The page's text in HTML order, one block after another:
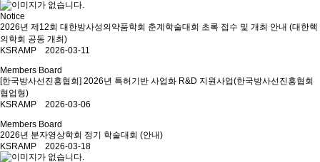
Notice
2026년 제12회 대한방사성의약품학회 춘계학술대회 초록 접수 및 개최 안내 (대한핵
의학회 공동 개최)
KSRAMP 2026-03-11
Members Board
[한국방사선진흥협회] 2026년 특허기반 사업화 R&D 지원사업(한국방사선진흥협회
협업형)
KSRAMP 2026-03-06
Members Board
2026년 분자영상학회 정기 학술대회 (안내)
KSRAMP 2026-03-18